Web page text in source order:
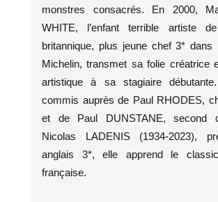
monstres consacrés. En 2000,
WHITE, l’enfant terrible artiste
britannique, plus jeune chef 3* dans
Michelin, transmet sa folie créatrice
artistique à sa stagiaire
commis auprès de Paul RHODES,
et de Paul DUNSTANE, second
Nicolas LADENIS (1934-2023),
anglais 3*, elle apprend le
française.